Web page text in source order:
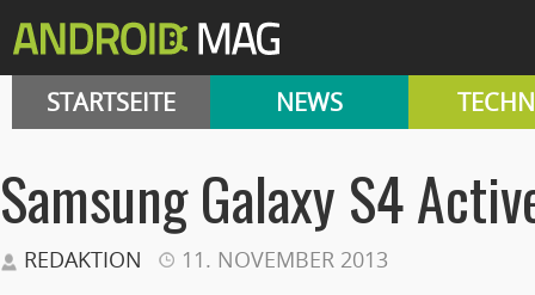
STARTSEITE NEWS
Samsung Galaxy S4
REDAKTION 11. NOVEMBER 2013